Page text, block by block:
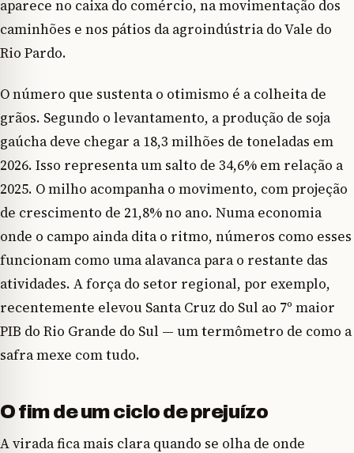
aparece no caixa do comércio, na movimentação dos
caminhões e nos pátios da agroindústria do Vale do
Rio Pardo.
O número que sustenta o otimismo é a colheita de
grãos. Segundo o levantamento, a produção de soja
gaúcha deve chegar a 18,3 milhões de toneladas em
2026. Isso representa um salto de 34,6% em relação a
2025. O milho acompanha o movimento, com projeção
de crescimento de 21,8% no ano. Numa economia
onde o campo ainda dita o ritmo, números como esses
funcionam como uma alavanca para o restante das
atividades. A força do setor regional, por exemplo,
recentemente elevou Santa Cruz do Sul ao 7º maior
PIB do Rio Grande do Sul — um termômetro de como a
safra mexe com tudo.
O fim de um ciclo de prejuízo
A virada fica mais clara quando se olha de onde